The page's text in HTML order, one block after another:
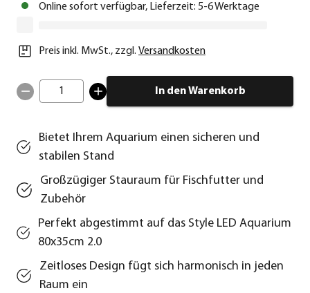
Online sofort verfügbar, Lieferzeit: 5-6 Werktage
Preis inkl. MwSt., zzgl. Versandkosten
1 In den Warenkorb
Bietet Ihrem Aquarium einen sicheren und
stabilen Stand
Großzügiger Stauraum für Fischfutter und
Zubehör
Perfekt abgestimmt auf das Style LED Aquarium
80x35cm 2.0
Zeitloses Design fügt sich harmonisch in jeden
Raum ein